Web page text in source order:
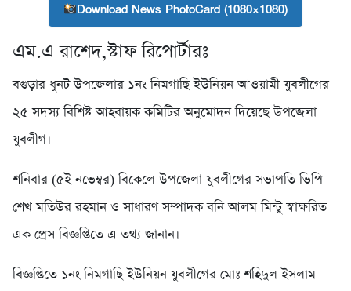
Download News PhotoCard (1080×1080)
এম.এ রাশেদ,স্টাফ রিপোর্টারঃ
বগুড়ার ধুনট উপজেলার ১নং নিমগাছি ইউনিয়ন আওয়ামী যুবলীগের
২৫ সদস্য বিশিষ্ট আহবায়ক কমিটির অনুমোদন দিয়েছে উপজেলা
যুবলীগ।
শনিবার (৫ই নভেম্বর) বিকেলে উপজেলা যুবলীগের সভাপতি ভিপি
শেখ মতিউর রহমান ও সাধারণ সম্পাদক বনি আলম মিন্টু স্বাক্ষরিত
এক প্রেস বিজ্ঞপ্তিতে এ তথ্য জানান।
বিজ্ঞপ্তিতে ১নং নিমগাছি ইউনিয়ন যুবলীগের মোঃ শহিদুল ইসলাম